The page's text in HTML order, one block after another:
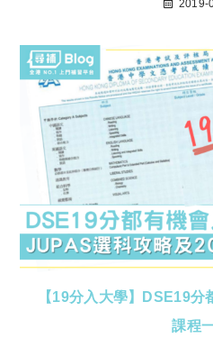
2019-
【19分入大學】DSE19
課程